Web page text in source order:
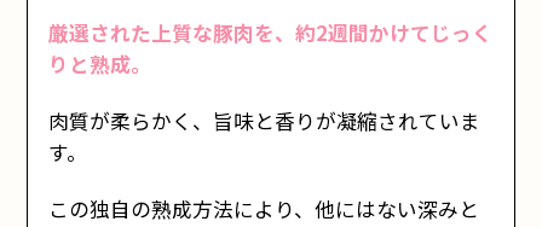
厳選された上質な豚肉を、約2週間かけてじっく
りと熟成。
肉質が柔らかく、旨味と香りが凝縮されていま
す。
この独自の熟成方法により、他にはない深みと